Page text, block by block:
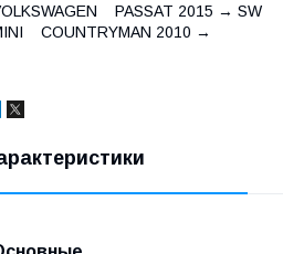
PASSAT 2015 → SW
COUNTRYMAN 2010 →